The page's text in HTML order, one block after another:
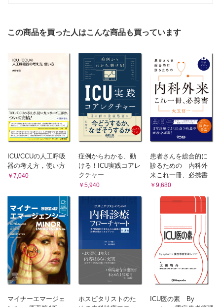
発熱鑑別のための有用なバイオマーカーとは
道〉
輸液・輸血に関わる電解質異常
治 療
17. ICUにおいて，急性腎障害はどのように診療すべきか？〈岸 誠
ICUにおける急性腎障害の頻度と原因
確定診断と診断補助／AKI発症予測バイオマーカー
AKIの病態
体液量の状態とAKI管理
輸液管理の基本的な考え方
RRT開始時期に関する最新の知見
長期的な予後
フォローアップと長期ケアの必要性
18. ICUにおける急性血液浄化療法の管理はどのようにすべきか？
適 応
急性血液浄化療法導入のタイミング
サイトカイン吸着の是非
ICUの重症患者における大規模RCTの限界
19. ICUにおけるECMO管理はどのように診療すべきか？〈梅井菜央〉
総 論
適応疾患
ECMO中の人工呼吸器設定はどのようにすべきか？
ECMO中の栄養療法はどのように行うか？
20. ICUにおける凝固線溶異常はどのように診療すべきか？〈小網博
総論 ：集中治療室における循環管理の総論
循環作動薬の使い方
循環管理のトピックス
9. ICUにおいて，潰瘍予防はどのように行うべきか？〈出
薬剤投与のタイミング
どの抗潰瘍薬を使用すべきか？
早期経腸栄養は抗潰瘍薬の代わりになるか？
ストレス潰瘍予防による予後への影響
10. 重症患者に対する栄養療法はどのように行うべきか？
〈宮城朋果，中村謙介〉
栄養療法における重症患者の特徴
栄養療法の実践的アプローチ
栄養療法は患者の予後に影響を及ぼすか？
11. 緊急上部消化管出血に対してどのように対応すべきか?
〈西村朋之〉
総 論
どのように疑い，診断するか？
治 療
予 後
か
この商品を買った人はこんな商品も買っています
ICU/CCUの人工呼吸
器の考え方，使い方
￥7,040
症例からわかる、動
ける！ICU実践コアレ
クチャー
￥5,940
患者さんを総合的に
診るための 内科外
来これ一冊、必携書
￥9,680
マイナーエマージェ
ホスピタリストのた
ICU医の素 By